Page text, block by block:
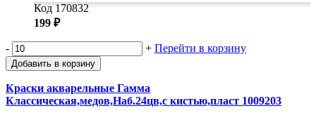
Код 170832
199 ₽
- + Перейти в корзину
Добавить в корзину
Краски акварельные Гамма
Классическая,медов,Наб.24цв,с кистью,пласт 1009203